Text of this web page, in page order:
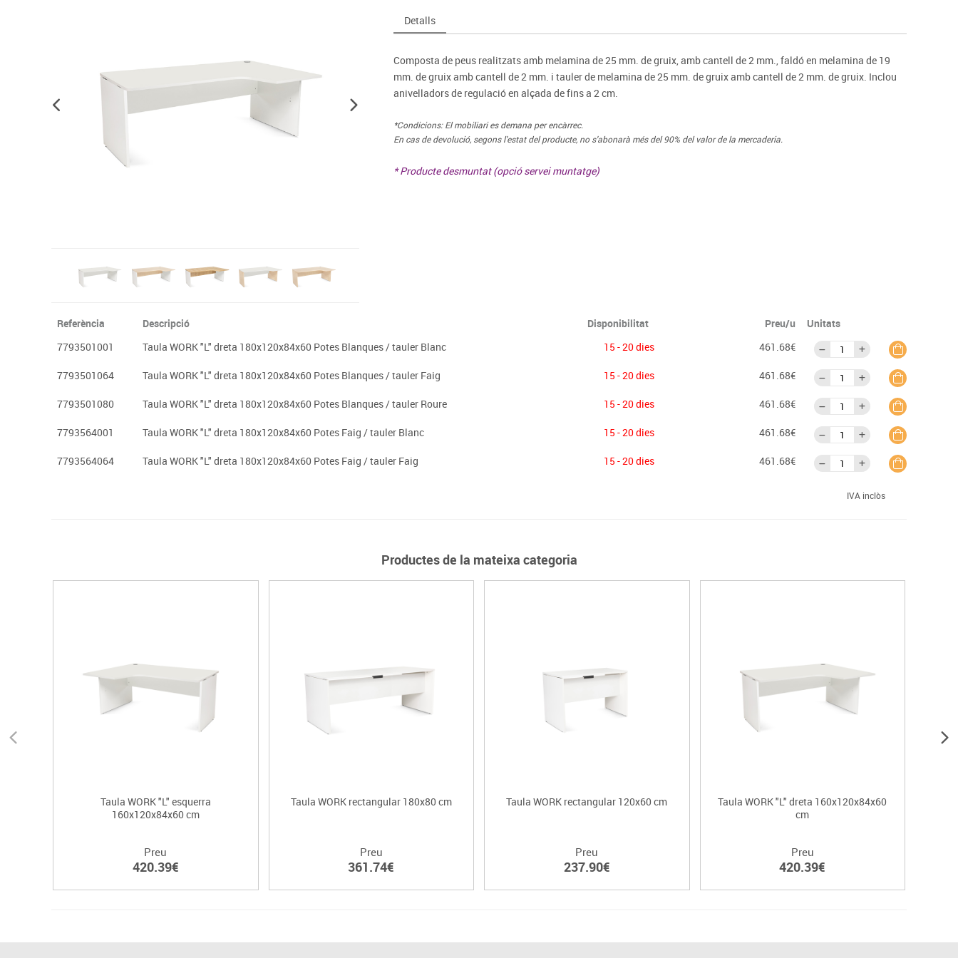
Higiene
Dibuix tècnic i artístic
Material escolar
Jocs simbòlics
Videoprojecció
Taules escolars, abatibles i polivalents
Penjadors, prestatges i taquilles
Cadires, bancs i tamborets
Entrenament
Foam
Esports raqueta
Gimnàstica rítmica
Detalls
Composta de peus realitzats amb melamina de 25 mm. de gruix, amb cantell de 2 mm., faldó en melamina de 19
mm. de gruix amb cantell de 2 mm. i tauler de melamina de 25 mm. de gruix amb cantell de 2 mm. de gruix. Inclou
anivelladors de regulació en alçada de fins a 2 cm.
*Condicions: El mobiliari es demana per encàrrec.
En cas de devolució, segons l'estat del producte, no s'abonarà més del 90% del valor de la mercaderia.
* Producte desmuntat (opció servei muntatge)
Referència Descripció Disponibilitat Preu/u
Unitats
7793501001
Taula WORK "L" dreta 180x120x84x60 Potes Blanques / tauler Blanc 15 - 20 dies 461.68€
7793501064 Taula WORK "L" dreta 180x120x84x60 Potes Blanques / tauler Faig 15 - 20 dies 461.68€
7793501080 Taula WORK "L" dreta 180x120x84x60 Potes Blanques / tauler Roure 15 - 20 dies 461.68€
7793564001 Taula WORK "L" dreta 180x120x84x60 Potes Faig / tauler Blanc 15 - 20 dies 461.68€
7793564064 Taula WORK "L" dreta 180x120x84x60 Potes Faig / tauler Faig 15 - 20 dies 461.68€
IVA inclòs
Productes de la mateixa categoria
Taula WORK "L" esquerra
160x120x84x60 cm
Preu
420.39€
Taula WORK rectangular 180x80 cm
Preu
361.74€
Taula WORK rectangular 120x60 cm
Preu
237.90€
Taula WORK "L" dreta 160x120x84x60
cm
Preu
420.39€